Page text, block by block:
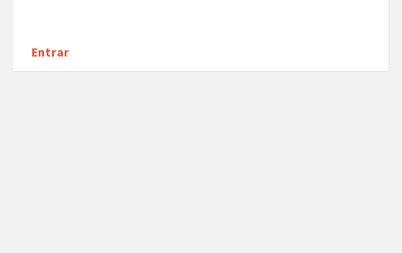
Entrar